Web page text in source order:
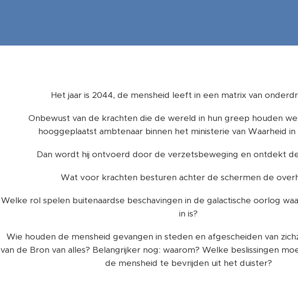
Het jaar is 2044, de mensheid leeft in een matrix van
Onbewust van de krachten die de wereld in hun greep houden
hooggeplaatst ambtenaar binnen het ministerie van Waarheid in
Dan wordt hij ontvoerd door de verzetsbeweging en ontdekt
Wat voor krachten besturen achter de schermen de
Welke rol spelen buitenaardse beschavingen in de galactische oorlog
in is?
Wie houden de mensheid gevangen in steden en afgescheiden van
van de Bron van alles? Belangrijker nog: waarom? Welke beslissingen
de mensheid te bevrijden uit het duister?